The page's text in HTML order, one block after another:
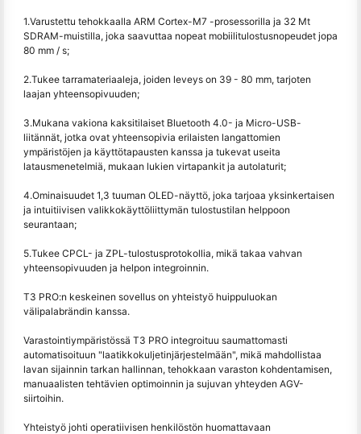
1.Varustettu tehokkaalla ARM Cortex-M7 -prosessorilla ja 32 Mt
SDRAM-muistilla, joka saavuttaa nopeat mobiilitulostusnopeudet jopa
80 mm / s;
2.Tukee tarramateriaaleja, joiden leveys on 39 - 80 mm, tarjoten
laajan yhteensopivuuden;
3.Mukana vakiona kaksitilaiset Bluetooth 4.0- ja Micro-USB-
liitännät, jotka ovat yhteensopivia erilaisten langattomien
ympäristöjen ja käyttötapausten kanssa ja tukevat useita
latausmenetelmiä, mukaan lukien virtapankit ja autolaturit;
4.Ominaisuudet 1,3 tuuman OLED-näyttö, joka tarjoaa yksinkertaisen
ja intuitiivisen valikkokäyttöliittymän tulostustilan helppoon
seurantaan;
5.Tukee CPCL- ja ZPL-tulostusprotokollia, mikä takaa vahvan
yhteensopivuuden ja helpon integroinnin.
T3 PRO:n keskeinen sovellus on yhteistyö huippuluokan
välipalabrändin kanssa.
Varastointiympäristössä T3 PRO integroituu saumattomasti
automatisoituun "laatikkokuljetinjärjestelmään", mikä mahdollistaa
lavan sijainnin tarkan hallinnan, tehokkaan varaston kohdentamisen,
manuaalisten tehtävien optimoinnin ja sujuvan yhteyden AGV-
siirtoihin.
Yhteistyö johti operatiivisen henkilöstön huomattavaan